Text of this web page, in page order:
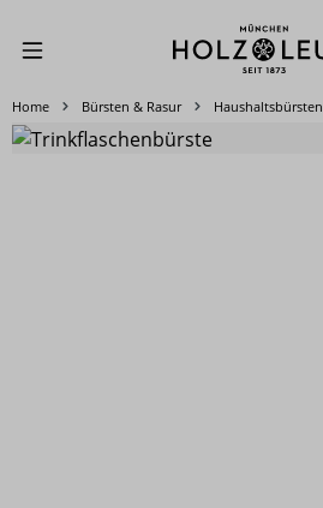
Zum Hauptinhalt springen
Home Bürsten & Rasur Haushaltsbürsten
Bildergalerie überspringen